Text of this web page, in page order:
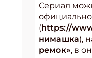
Сериал
(https://
нимаш­ка),
ремок», в